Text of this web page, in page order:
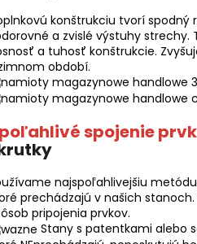
konštrukciu tvorí spodný
a zvislé výstuhy strechy.
a tuhosť konštrukcie.
období.
spojenie
najspoľahlivejšiu
prechádzajú v našich
pripojenia prvkov.
Stany s patentkami alebo